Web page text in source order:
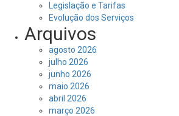
Legislação e Tarifas
Evolução dos Serviços
Arquivos
agosto 2026
julho 2026
junho 2026
maio 2026
abril 2026
março 2026